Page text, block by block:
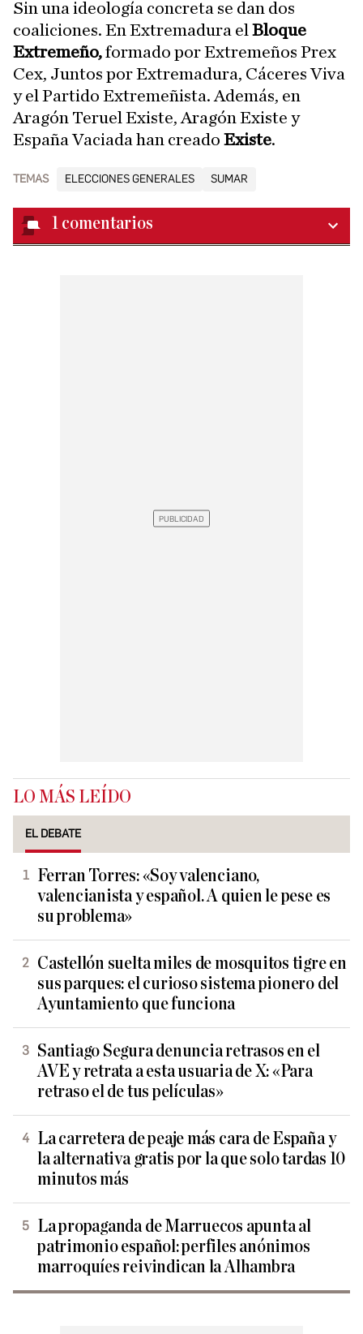
Sin una ideología concreta se dan dos
coaliciones. En Extremadura el Bloque
Extremeño,formado por Extremeños Prex
Cex, Juntos por Extremadura, Cáceres Viva
y el Partido Extremeñista. Además, en
Aragón Teruel Existe, Aragón Existe y
España Vaciada han creado Existe.
TEMAS ELECCIONES GENERALES SUMAR
1 comentarios
LO MÁS LEÍDO
EL DEBATE
Ferran Torres: «Soy valenciano,
valencianista y español. A quien le pese es
su problema»
Castellón suelta miles de mosquitos tigre en
sus parques: el curioso sistema pionero del
Ayuntamiento que funciona
Santiago Segura denuncia retrasos en el
AVE y retrata a esta usuaria de X: «Para
retraso el de tus películas»
La carretera de peaje más cara de España y
la alternativa gratis por la que solo tardas 10
minutos más
La propaganda de Marruecos apunta al
patrimonio español: perfiles anónimos
marroquíes reivindican la Alhambra